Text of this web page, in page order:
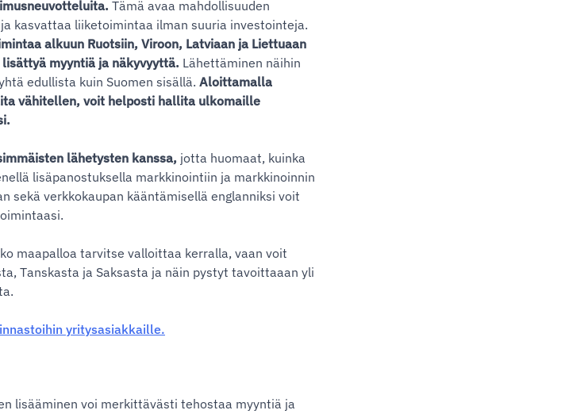
Tämä avaa mahdollisuuden
kasvattaa liiketoimintaa ilman suuria investointeja.
alkuun Ruotsiin, Viroon, Latviaan ja Liettuaan
myyntiä ja näkyvyyttä. Lähettäminen näihin
edullista kuin Suomen sisällä. Aloittamalla
vähitellen, voit helposti hallita ulkomaille
lähetysten kanssa, jotta huomaat, kuinka
lisäpanostuksella markkinointiin ja markkinoinnin
sekä verkkokaupan kääntämisellä englanniksi voit
maapalloa tarvitse valloittaa kerralla, vaan voit
Tanskasta ja Saksasta ja näin pystyt tavoittaaan yli
yritysasiakkaille.
lisääminen voi merkittävästi tehostaa myyntiä ja